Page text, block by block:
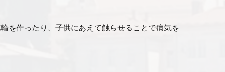
を作ったり、子供にあえて触らせることで病気を